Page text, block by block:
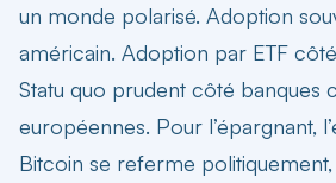
un monde polarisé. Adoption
américain. Adoption par ETF
Statu quo prudent côté banques
européennes. Pour l’épargnant,
Bitcoin se referme politiquement,